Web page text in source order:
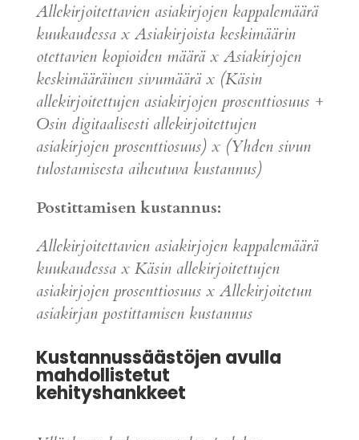
Allekirjoitettavien asiakirjojen kappalemäärä
kuukaudessa x Asiakirjoista keskimäärin
otettavien kopioiden määrä x Asiakirjojen
keskimääräinen sivumäärä x (Käsin
allekirjoitettujen asiakirjojen prosenttiosuus +
Osin digitaalisesti allekirjoitettujen
asiakirjojen prosenttiosuus) x (Yhden sivun
tulostamisesta aiheutuva kustannus)
Postittamisen kustannus:
Allekirjoitettavien asiakirjojen kappalemäärä
kuukaudessa x Käsin allekirjoitettujen
asiakirjojen prosenttiosuus x Allekirjoitetun
asiakirjan postittamisen kustannus
Kustannussäästöjen avulla
mahdollistetut
kehityshankkeet